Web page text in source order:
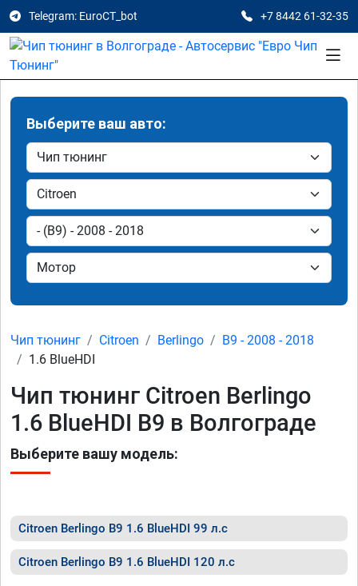
Telegram: EuroCT_bot +7 8442 61-32-35
Выберите ваш авто:
Чип тюнинг Citroen Berlingo
B9 - 2008 - 2018
1.6 BlueHDI
Чип тюнинг Citroen Berlingo
1.6 BlueHDI B9 в Волгограде
Выберите вашу модель:
Citroen Berlingo B9 1.6 BlueHDI 99 л.с
Citroen Berlingo B9 1.6 BlueHDI 120 л.с